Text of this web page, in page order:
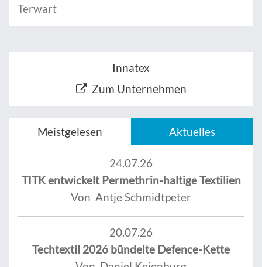
Terwart
Innatex
Zum Unternehmen
Meistgelesen Aktuelles
24.07.26
TITK entwickelt Permethrin-haltige Textilien
Von Antje Schmidtpeter
20.07.26
Techtextil 2026 bündelte Defence-Kette